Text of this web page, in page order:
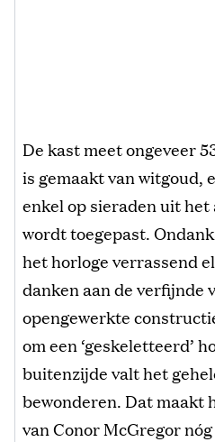
De kast meet ongeveer
is gemaakt van witgoud,
enkel op sieraden uit
wordt toegepast.
het horloge verrassend
danken aan de verfijnde
opengewerkte
om een ‘geskeletteerd’
buitenzijde valt het
bewonderen. Dat maakt
van Conor McGregor